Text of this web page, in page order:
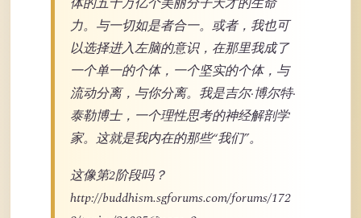
力。与一切如是者合一。或者，我也可
以选择进入左脑的意识，在那里我成了
一个单一的个体，一个坚实的个体，与
流动分离，与你分离。我是吉尔·博尔特·
泰勒博士，一个理性思考的神经解剖学
家。这就是我内在的那些“我们”。
这像第2阶段吗？
http://buddhism.sgforums.com/forums/172